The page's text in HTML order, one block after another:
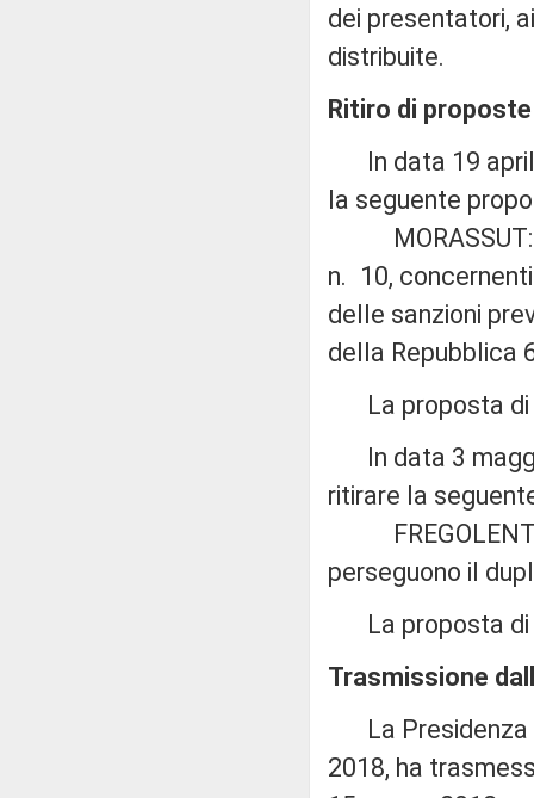
dei presentatori,
distribuite.
Ritiro di
In data 19
la seguente
MORASSUT:
n. 10,
delle sanzioni
della Repubblica
La proposta di
In data 3
ritirare la
FREGOLENT:
perseguono il
La proposta di
Trasmissione
La Presidenza
2018, ha